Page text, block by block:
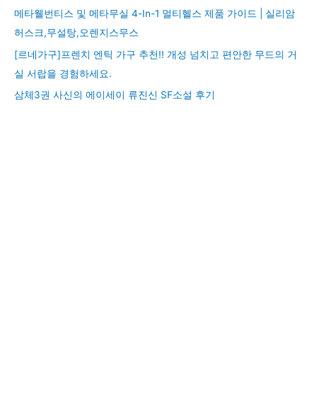
메타웰번티스 및 메타무실 4-In-1 멀티헬스 제품 가이드 | 실리암
허스크,무설탕,오렌지스무스
[르네가구]프렌치 엔틱 가구 추천!! 개성 넘치고 편안한 무드의 거
실 서랍을 경험하세요.
삼체3권 사신의 에이세이 류진신 SF소설 후기